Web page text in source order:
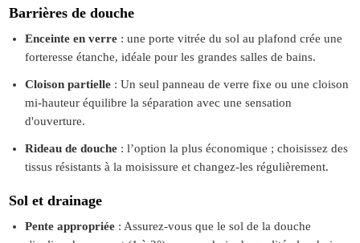
Barrières de douche
Enceinte en verre : une porte vitrée du sol au plafond crée une
forteresse étanche, idéale pour les grandes salles de bains.
Cloison partielle : Un seul panneau de verre fixe ou une cloison
mi-hauteur équilibre la séparation avec une sensation
d'ouverture.
Rideau de douche : l’option la plus économique ; choisissez des
tissus résistants à la moisissure et changez-les régulièrement.
Sol et drainage
Pente appropriée : Assurez-vous que le sol de la douche